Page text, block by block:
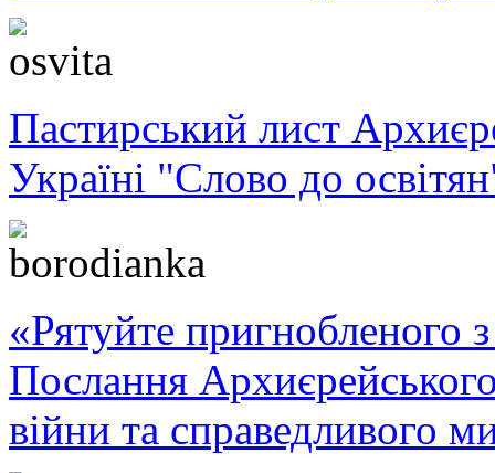
Пастирський лист
Україні "Слово до
«Рятуйте пригнобленого
Послання
війни та справедливого